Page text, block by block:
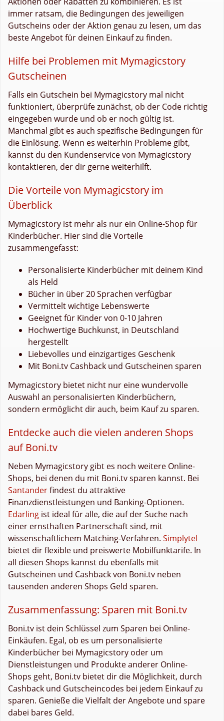
immer ratsam, die Bedingungen des jeweiligen
Gutscheins oder der Aktion genau zu lesen, um das
beste Angebot für deinen Einkauf zu finden.
Hilfe bei Problemen mit Mymagicstory
Gutscheinen
Falls ein Gutschein bei Mymagicstory mal nicht
funktioniert, überprüfe zunächst, ob der Code richtig
eingegeben wurde und ob er noch gültig ist.
Manchmal gibt es auch spezifische Bedingungen für
die Einlösung. Wenn es weiterhin Probleme gibt,
kannst du den Kundenservice von Mymagicstory
kontaktieren, der dir gerne weiterhilft.
Die Vorteile von Mymagicstory im
Überblick
Mymagicstory ist mehr als nur ein Online-Shop für
Kinderbücher. Hier sind die Vorteile
zusammengefasst:
Personalisierte Kinderbücher mit deinem Kind
als Held
Bücher in über 20 Sprachen verfügbar
Vermittelt wichtige Lebenswerte
Geeignet für Kinder von 0-10 Jahren
Hochwertige Buchkunst, in Deutschland
hergestellt
Liebevolles und einzigartiges Geschenk
Mit Boni.tv Cashback und Gutscheinen sparen
Mymagicstory bietet nicht nur eine wundervolle
Auswahl an personalisierten Kinderbüchern,
sondern ermöglicht dir auch, beim Kauf zu sparen.
Entdecke auch die vielen anderen Shops
auf Boni.tv
Neben Mymagicstory gibt es noch weitere Online-
Shops, bei denen du mit Boni.tv sparen kannst. Bei
Santanderfindest du attraktive
Finanzdienstleistungen und Banking-Optionen.
Edarling ist ideal für alle, die auf der Suche nach
einer ernsthaften Partnerschaft sind, mit
wissenschaftlichem Matching-Verfahren. Simplytel
bietet dir flexible und preiswerte Mobilfunktarife. In
all diesen Shops kannst du ebenfalls mit
Gutscheinen und Cashback von Boni.tv neben
tausenden anderen Shops Geld sparen.
Zusammenfassung: Sparen mit Boni.tv
Boni.tv ist dein Schlüssel zum Sparen bei Online-
Einkäufen. Egal, ob es um personalisierte
Kinderbücher bei Mymagicstory oder um
Dienstleistungen und Produkte anderer Online-
Shops geht, Boni.tv bietet dir die Möglichkeit, durch
Cashback und Gutscheincodes bei jedem Einkauf zu
sparen. Genieße die Vielfalt der Angebote und spare
dabei bares Geld.